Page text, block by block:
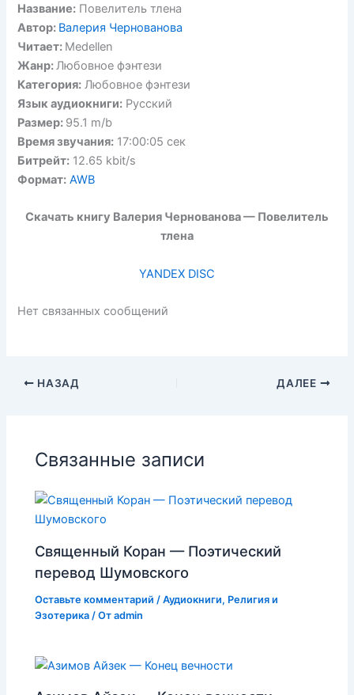
Название: Повелитель тлена
Автор: Валерия Чернованова
Читает: Medellen
Жанр:Любовное фэнтези
Категория: Любовное фэнтези
Язык аудиокниги: Русский
Размер: 95.1 m/b
Время звучания: 17:00:05 сек
Битрейт: 12.65 kbit/s
Формат: AWB
Скачать книгу Валерия Чернованова — Повелитель
тлена
YANDEX DISC
Нет связанных сообщений
НАЗАД ДАЛЕЕ
Связанные записи
Священный Коран — Поэтический
перевод Шумовского
Оставьте комментарий /Аудиокниги, Религия и
Эзотерика / Отadmin